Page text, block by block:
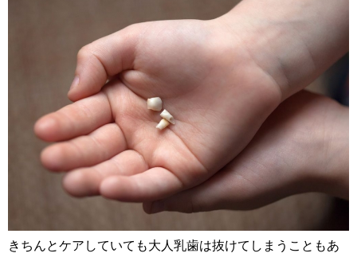
きちんとケアしていても大人乳歯は抜けてしまうこともあ